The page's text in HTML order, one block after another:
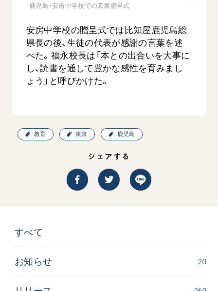
証言 長崎
鹿児島・安房中学校での図書贈呈式
安房中学校の贈呈式では比知屋鹿児島総
県長の後、生徒の代表が感謝の言葉を述
べた。福永校長は「本との出合いを大事に
し、読書を通して豊かな感性を育みまし
ょう」と呼びかけた。
教育 東京 鹿児島
シェアする
すべて
お知らせ 20